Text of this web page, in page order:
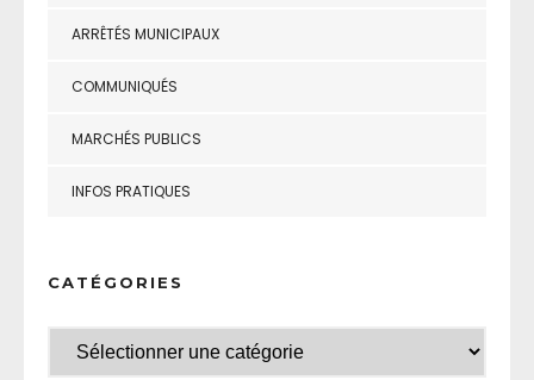
ARRÊTÉS MUNICIPAUX
COMMUNIQUÉS
MARCHÉS PUBLICS
INFOS PRATIQUES
CATÉGORIES